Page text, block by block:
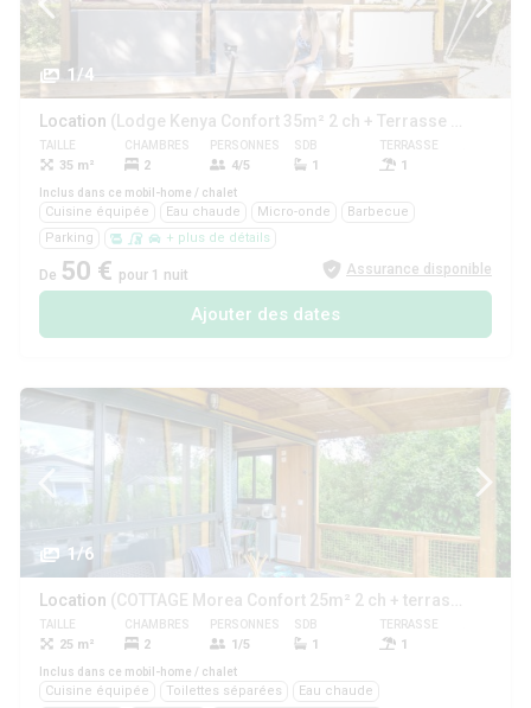
1/4
Location (Lodge Kenya Confort 35m² 2 ch + Terrasse couverte)
TAILLE
35 m²
CHAMBRES
2
PERSONNES
4/5
SDB
1
TERRASSE
1
Inclus dans ce mobil-home / chalet
Cuisine équipée Eau chaude Micro-onde
Barbecue
Parking
+ plus de détails
De 50 € pour 1 nuit Assurance disponible
Ajouter des dates
1/6
Location (COTTAGE Morea Confort 25m² 2 ch + terrasse couverte+ clim)
TAILLE
25 m²
CHAMBRES
2
PERSONNES
1/5
SDB
1
TERRASSE
1
Inclus dans ce mobil-home / chalet
Cuisine équipée Toilettes séparées
Eau chaude